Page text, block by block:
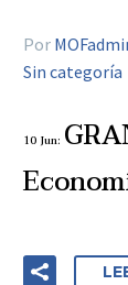
Por
Sin categoría
10 Jun: